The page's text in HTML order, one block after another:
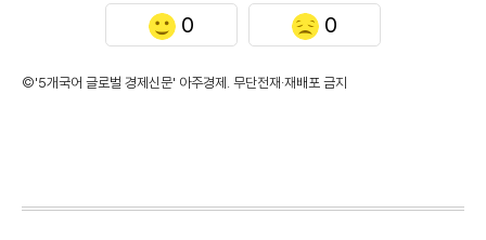
0 0
©'5개국어 글로벌 경제신문' 아주경제. 무단전재·재배포 금지